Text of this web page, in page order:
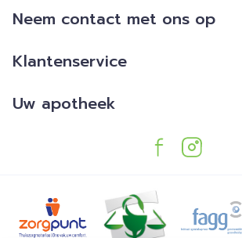
Neem contact met ons op
Klantenservice
Uw apotheek